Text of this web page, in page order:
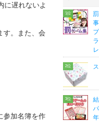
に遅れないよ
す。また、会
参加名簿を作